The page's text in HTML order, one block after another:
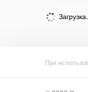
При